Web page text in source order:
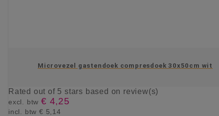
Microvezel gastendoek compresdoek 30x50cm wit
Rated out of 5 stars based on review(s)
excl. btw € 4,25
incl. btw € 5,14